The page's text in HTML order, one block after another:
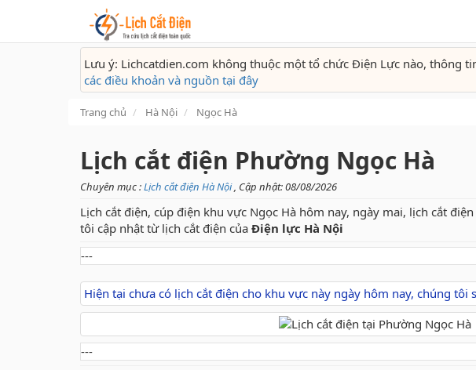
Lưu ý: Lichcatdien.com không thuộc một tổ chức Điện Lực nào, thông
các điều khoản và nguồn tại đây
Trang chủ Hà Nội Ngọc Hà
Lịch cắt điện Phường Ngọc Hà
Chuyên mục :Lịch cắt điện Hà Nội, Cập nhật: 08/08/2026
Lịch cắt điện, cúp điện khu vực Ngọc Hà hôm nay, ngày mai, lịch cắt
tôi cập nhật từ lịch cắt điện của Điện lực Hà Nội
---
Hiện tại chưa có lịch cắt điện cho khu vực này ngày hôm nay, chúng tôi
---